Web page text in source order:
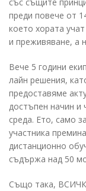
преди повече от
което хората
и преживяване, а
Вече 5 години
лайн решения,
предоставяме
достъпен начин и
среда. Eто, само
участника
дистанционно
съдържа над 50
Също така,